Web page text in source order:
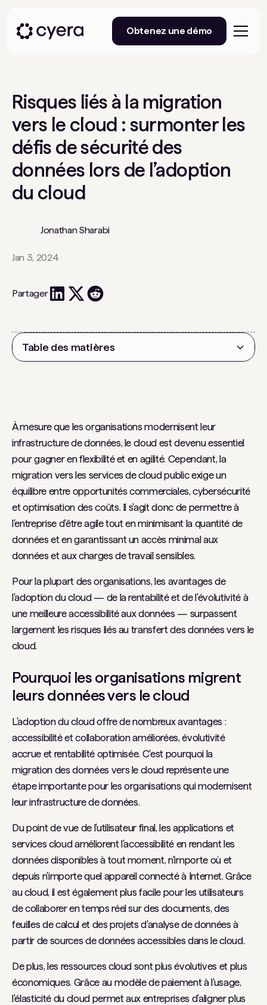
Obtenez une démo
Risques liés à la migration
vers le cloud : surmonter les
défis de sécurité des
données lors de l’adoption
du cloud
Jonathan Sharabi
Jan 3, 2024
Partager
À mesure que les organisations modernisent leur
infrastructure de données, le cloud est devenu essentiel
pour gagner en flexibilité et en agilité. Cependant, la
migration vers les services de cloud public exige un
équilibre entre opportunités commerciales, cybersécurité
et optimisation des coûts. Il s'agit donc de permettre à
l'entreprise d'être agile tout en minimisant la quantité de
données et en garantissant un accès minimal aux
données et aux charges de travail sensibles.
Pour la plupart des organisations, les avantages de
l'adoption du cloud — de la rentabilité et de l'évolutivité à
une meilleure accessibilité aux données — surpassent
largement les risques liés au transfert des données vers le
cloud.
Pourquoi les organisations migrent
leurs données vers le cloud
L'adoption du cloud offre de nombreux avantages :
accessibilité et collaboration améliorées, évolutivité
accrue et rentabilité optimisée. C'est pourquoi la
migration des données vers le cloud représente une
étape importante pour les organisations qui modernisent
leur infrastructure de données.
Du point de vue de l'utilisateur final, les applications et
services cloud améliorent l'accessibilité en rendant les
données disponibles à tout moment, n'importe où et
depuis n'importe quel appareil connecté à Internet. Grâce
au cloud, il est également plus facile pour les utilisateurs
de collaborer en temps réel sur des documents, des
feuilles de calcul et des projets d'analyse de données à
partir de sources de données accessibles dans le cloud.
De plus, les ressources cloud sont plus évolutives et plus
économiques. Grâce au modèle de paiement à l'usage,
l'élasticité du cloud permet aux entreprises d'aligner plus
Table des matières